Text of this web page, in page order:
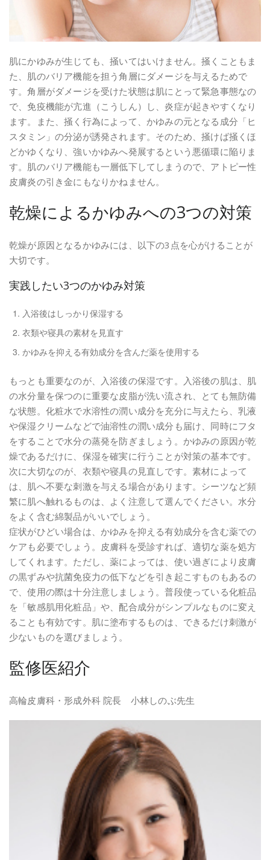
肌にかゆみが生じても、掻いてはいけません。掻くこともま
た、肌のバリア機能を担う角層にダメージを与えるためで
す。角層がダメージを受けた状態は肌にとって緊急事態なの
で、免疫機能が亢進（こうしん）し、炎症が起きやすくなり
ます。また、掻く行為によって、かゆみの元となる成分「ヒ
スタミン」の分泌が誘発されます。そのため、掻けば掻くほ
どかゆくなり、強いかゆみへ発展するという悪循環に陥りま
す。肌のバリア機能も一層低下してしまうので、アトピー性
皮膚炎の引き金にもなりかねません。
乾燥によるかゆみへの3つの対策
乾燥が原因となるかゆみには、以下の3点を心がけることが
大切です。
実践したい3つのかゆみ対策
入浴後はしっかり保湿する
衣類や寝具の素材を見直す
かゆみを抑える有効成分を含んだ薬を使用する
もっとも重要なのが、入浴後の保湿です。入浴後の肌は、肌
の水分量を保つのに重要な皮脂が洗い流され、とても無防備
な状態。化粧水で水溶性の潤い成分を充分に与えたら、乳液
や保湿クリームなどで油溶性の潤い成分も届け、同時にフタ
をすることで水分の蒸発を防ぎましょう。かゆみの原因が乾
燥であるだけに、保湿を確実に行うことが対策の基本です。
次に大切なのが、衣類や寝具の見直しです。素材によって
は、肌へ不要な刺激を与える場合があります。シーツなど頻
繁に肌へ触れるものは、よく注意して選んでください。水分
をよく含む綿製品がいいでしょう。
症状がひどい場合は、かゆみを抑える有効成分を含む薬での
ケアも必要でしょう。皮膚科を受診すれば、適切な薬を処方
してくれます。ただし、薬によっては、使い過ぎにより皮膚
の黒ずみや抗菌免疫力の低下などを引き起こすものもあるの
で、使用の際は十分注意しましょう。普段使っている化粧品
を「敏感肌用化粧品」や、配合成分がシンプルなものに変え
ることも有効です。肌に塗布するものは、できるだけ刺激が
少ないものを選びましょう。
監修医紹介
高輪皮膚科・形成外科 院長 小林しのぶ先生